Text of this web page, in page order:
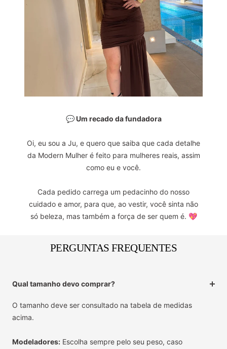
💬 Um recado da fundadora
Oi, eu sou a Ju, e quero que saiba que cada detalhe
da Modern Mulher é feito para mulheres reais, assim
como eu e você.
Cada pedido carrega um pedacinho do nosso
cuidado e amor, para que, ao vestir, você sinta não
só beleza, mas também a força de ser quem é. 💖
PERGUNTAS FREQUENTES
Qual tamanho devo comprar?
O tamanho deve ser consultado na tabela de medidas
acima.
Modeladores: Escolha sempre pelo seu peso, caso